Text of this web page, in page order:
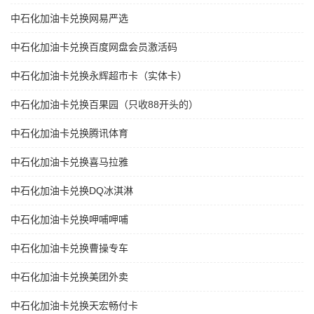
中石化加油卡兑换网易严选
中石化加油卡兑换百度网盘会员激活码
中石化加油卡兑换永辉超市卡（实体卡）
中石化加油卡兑换百果园（只收88开头的）
中石化加油卡兑换腾讯体育
中石化加油卡兑换喜马拉雅
中石化加油卡兑换DQ冰淇淋
中石化加油卡兑换呷哺呷哺
中石化加油卡兑换曹操专车
中石化加油卡兑换美团外卖
中石化加油卡兑换天宏畅付卡